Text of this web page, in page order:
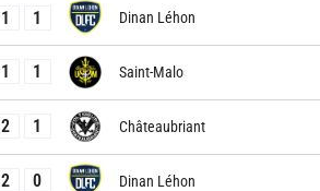
1 1 Dinan Léhon
1 1 Saint-Malo
2 1 Châteaubriant
2 0 Dinan Léhon